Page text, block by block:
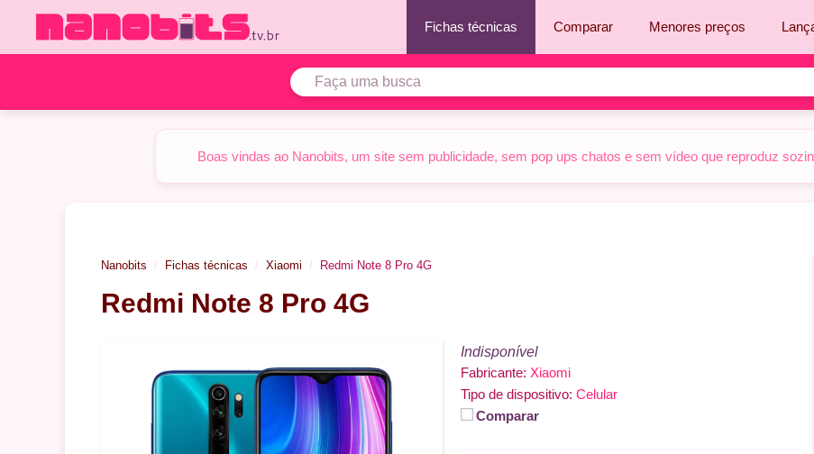
o
Fichas técnicas Comparar Menores preços
Boas vindas ao Nanobits, um site sem publicidade, sem pop ups chatos e sem vídeo que reproduz
Nanobits Fichas técnicas Xiaomi Redmi Note 8 Pro 4G
Redmi Note 8 Pro 4G
Indisponível
Fabricante: Xiaomi
Tipo de dispositivo: Celular
Comparar